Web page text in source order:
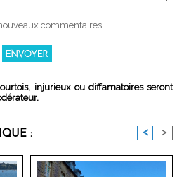
commentaires
injurieux ou diffamatoires seront
: < >